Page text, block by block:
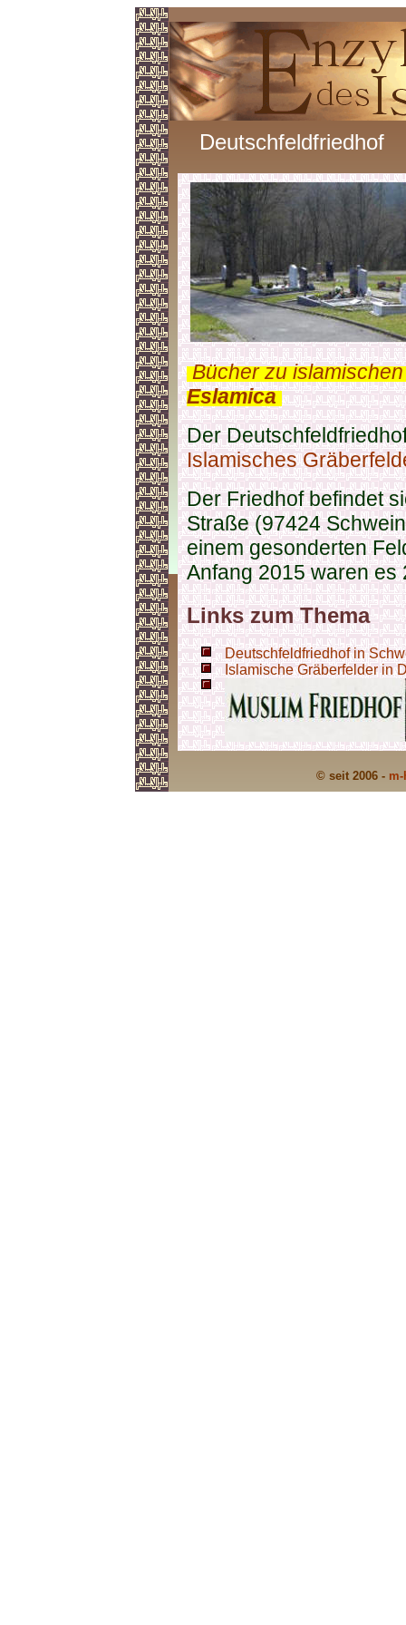
Deutschfeldfriedhof
.Bücher zu
Eslamica.
Der
Islamisches
Der Friedhof befindet
Straße (97424
einem gesonderten
Anfang 2015 waren es
Links zum Thema
Deutschfeldfriedhof in
Islamische Gräberfelder in
© seit 2006 -